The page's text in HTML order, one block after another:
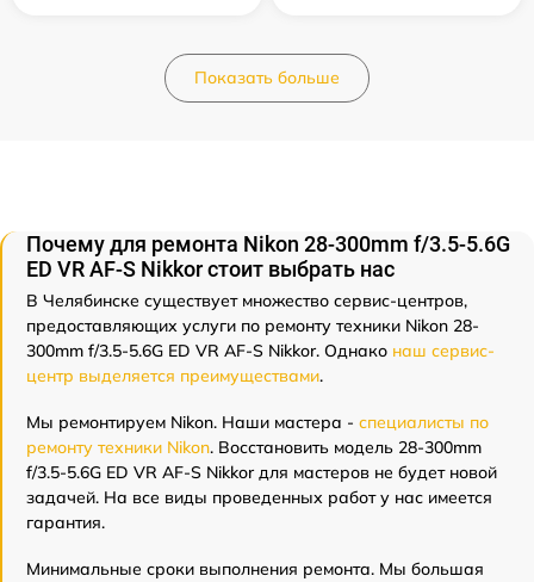
Показать больше
Почему для ремонта Nikon 28-300mm f/3.5-5.6G
ED VR AF-S Nikkor стоит выбрать нас
В Челябинске существует множество сервис-центров,
предоставляющих услуги по ремонту техники Nikon 28-
300mm f/3.5-5.6G ED VR AF-S Nikkor. Однако наш сервис-
центр выделяется преимуществами.
Мы ремонтируем Nikon. Наши мастера - специалисты по
ремонту техники Nikon. Восстановить модель 28-300mm
f/3.5-5.6G ED VR AF-S Nikkor для мастеров не будет новой
задачей. На все виды проведенных работ у нас имеется
гарантия.
Минимальные сроки выполнения ремонта. Мы большая